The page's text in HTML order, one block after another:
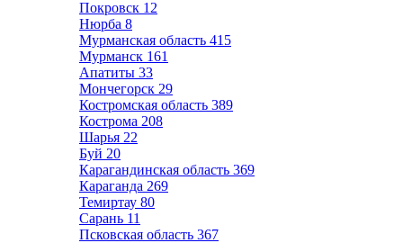
Покровск 12
Нюрба 8
Мурманская область 415
Мурманск 161
Апатиты 33
Мончегорск 29
Костромская область 389
Кострома 208
Шарья 22
Буй 20
Карагандинская область 369
Караганда 269
Темиртау 80
Сарань 11
Псковская область 367